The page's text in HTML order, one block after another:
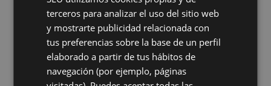
ENGLISH
HUNGARIAN
terceros para analizar el uso del sitio web
y mostrarte publicidad relacionada con
tus preferencias sobre la base de un perfil
elaborado a partir de tus hábitos de
navegación (por ejemplo, páginas